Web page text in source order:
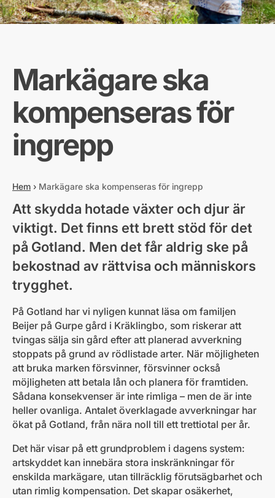
Markägare ska
kompenseras för
ingrepp
Hem › Markägare ska kompenseras för ingrepp
Att skydda hotade växter och djur är
viktigt. Det finns ett brett stöd för det
på Gotland. Men det får aldrig ske på
bekostnad av rättvisa och människors
trygghet.
På Gotland har vi nyligen kunnat läsa om familjen
Beijer på Gurpe gård i Kräklingbo, som riskerar att
tvingas sälja sin gård efter att planerad avverkning
stoppats på grund av rödlistade arter. När möjligheten
att bruka marken försvinner, försvinner också
möjligheten att betala lån och planera för framtiden.
Sådana konsekvenser är inte rimliga – men de är inte
heller ovanliga. Antalet överklagade avverkningar har
ökat på Gotland, från nära noll till ett trettiotal per år.
Det här visar på ett grundproblem i dagens system:
artskyddet kan innebära stora inskränkningar för
enskilda markägare, utan tillräcklig förutsägbarhet och
utan rimlig kompensation. Det skapar osäkerhet,